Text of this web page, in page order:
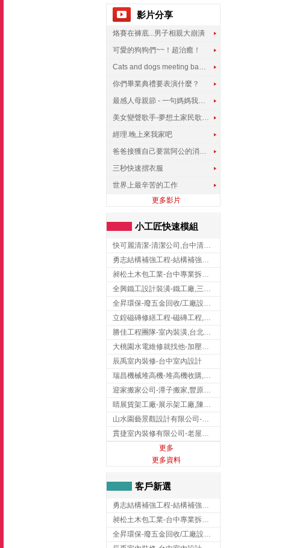
影片分享
烙賽在褲底...男子相親大崩潰
可愛的狗狗們~~！超治癒！
Cats and dogs meeting babies for the first time
你們畢業典禮要表演什麼？
最感人母親節 - 一句媽媽我愛你
美女變聲歌手-夢想土家民歌傳遍世界
經理.晚上來我家吧
爸爸接獲自己要當阿公的消息，反應史上最可愛!!!
三秒快速摺衣服
世界上最辛苦的工作
更多影片
小工匠快速模組
快可麗清潔-清潔公司,台中清潔公司,台中居家清潔
勇志結構補強工程-結構補強工程 ,桃園結構補強工程,龍潭結構補強工程
昶松土木包工業-台中專業拆除工程/挖土機出租
全興鐵工設計裝潢-鐵工廠,三峽鐵工廠,台北鐵工廠
全昇環保-廢五金回收/工廠設備收購/機械設備回收/高價收購廠房設備
立鍠磁磚修繕工程-磁磚工程,磁磚修補,新竹磁磚工程
勝佳工程團隊-室內裝潢,台北房屋裝修,三重室內裝修
大桃園水電維修就找他-加壓馬達,抽水馬達,桃園水電行,中壢水電
辰禹室內裝修-台中室內設計
瑞昌機械堆高機-堆高機收購,新北市堆高機,桃園堆高機
迎家搬家公司-潭子搬家,豐原搬家,大雅搬家,大甲搬家,台中推薦搬家,台中搬家
睛展貨架工廠-展示架工廠,陳列架,台中展示架工廠
山水園藝景觀設計有限公司-景觀工程,景觀設計,新竹園藝工程,新竹景觀設計
貫捷室內裝修有限公司-老屋翻新工程,台中老屋翻新工程,台中舊屋翻新
更多
更多資料
客戶新選
勇志結構補強工程-結構補強工程 ,桃園結構補強工程,龍潭結構補強工程
昶松土木包工業-台中專業拆除工程/挖土機出租
全昇環保-廢五金回收/工廠設備收購/機械設備回收/高價收購廠房設備